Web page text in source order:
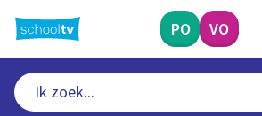
naar
hoofdinhoud
PO VO